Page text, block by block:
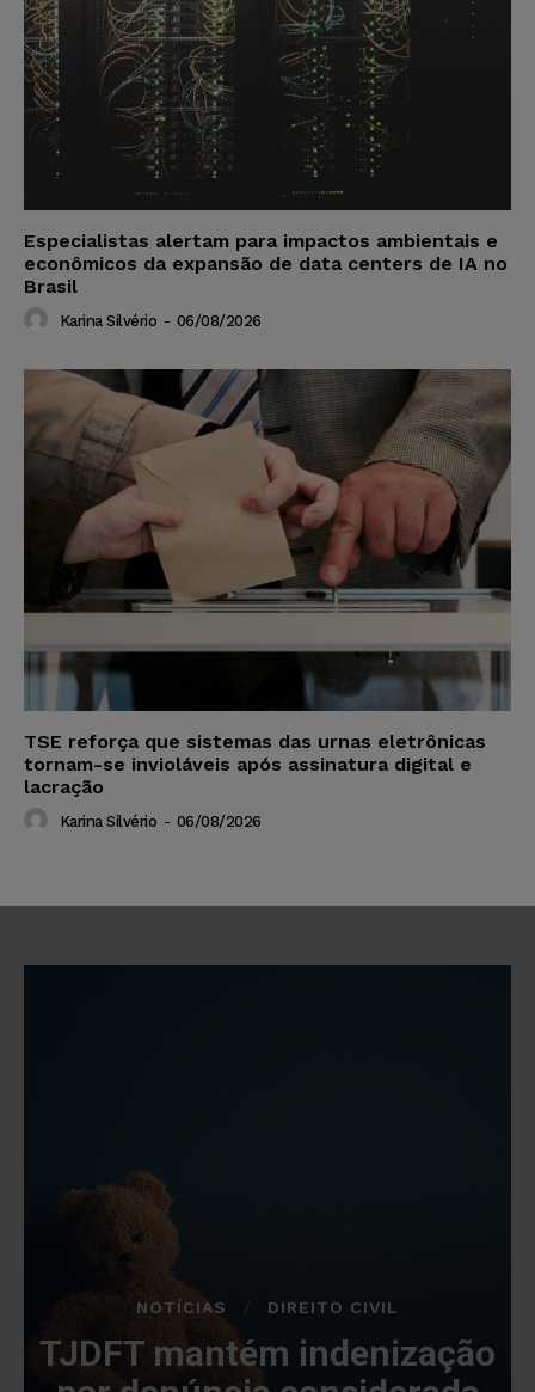
Especialistas alertam para impactos ambientais e
econômicos da expansão de data centers de IA no
Brasil
Karina Silvério - 06/08/2026
TSE reforça que sistemas das urnas eletrônicas
tornam-se invioláveis após assinatura digital e
lacração
Karina Silvério - 06/08/2026